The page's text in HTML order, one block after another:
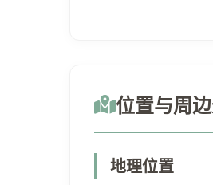
位置与周
地理位置